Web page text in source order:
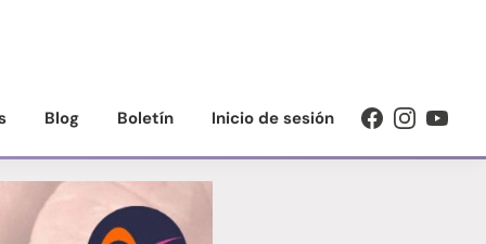
Blog Boletín Inicio de sesión